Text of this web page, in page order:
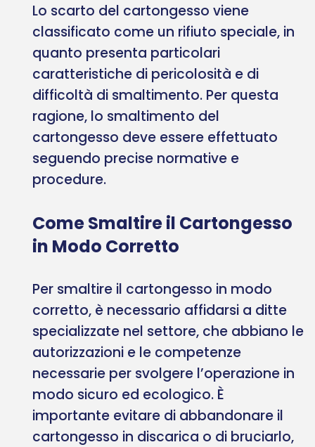
Lo scarto del cartongesso viene
classificato come un rifiuto speciale, in
quanto presenta particolari
caratteristiche di pericolosità e di
difficoltà di smaltimento. Per questa
ragione, lo smaltimento del
cartongesso deve essere effettuato
seguendo precise normative e
procedure.
Come Smaltire il Cartongesso
in Modo Corretto
Per smaltire il cartongesso in modo
corretto, è necessario affidarsi a ditte
specializzate nel settore, che abbiano le
autorizzazioni e le competenze
necessarie per svolgere l’operazione in
modo sicuro ed ecologico. È
importante evitare di abbandonare il
cartongesso in discarica o di bruciarlo,